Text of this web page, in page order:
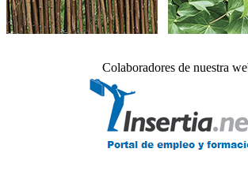
Colaboradores de nuestra